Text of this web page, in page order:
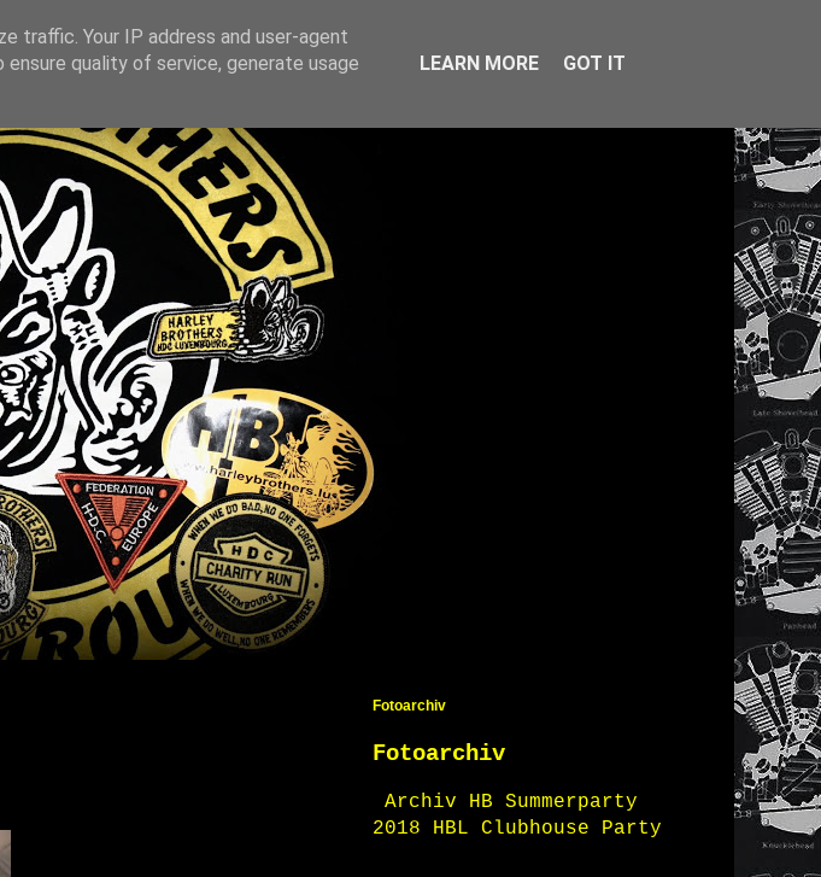
Fotoarchiv
Fotoarchiv
Archiv HB Summerparty
2018 HBL Clubhouse Party
traffic. Your IP address and user-agent
quality of service, generate usage
LEARN MORE GOT IT